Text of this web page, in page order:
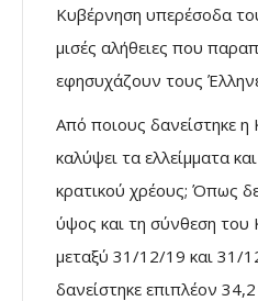
Κυβέρνηση υπερέσοδα
μισές αλήθειες που
εφησυχάζουν τους
Από ποιους δανείστηκε
καλύψει τα ελλείμματα
κρατικού χρέους; Όπως
ύψος και τη σύνθεση του
μεταξύ 31/12/19 και 31/
δανείστηκε επιπλέον